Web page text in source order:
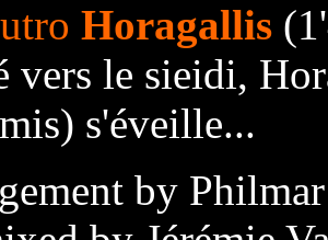
Horagallis
vers le sieidi,
s'éveille...
by Philmar